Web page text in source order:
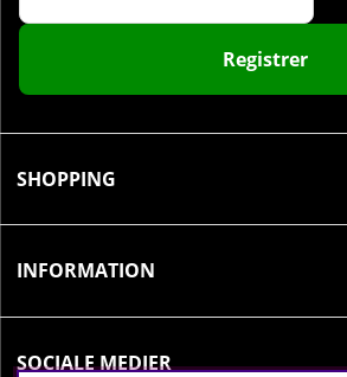
Registrer
SHOPPING
INFORMATION
SOCIALE MEDIER